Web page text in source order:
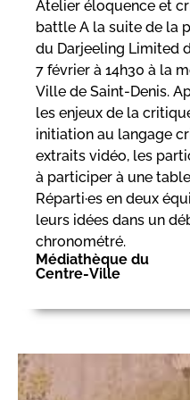
Atelier éloquence et
battle A la suite de la
du Darjeeling Limited
7 février à 14h30 à la
Ville de Saint-Denis.
les enjeux de la
initiation au langage
extraits vidéo, les
à participer à une
Réparti·es en deux
leurs idées dans un
chronométré.
Médiathèque du
Centre-Ville